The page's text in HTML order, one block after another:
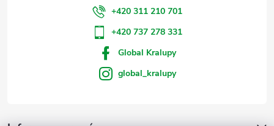
+420 311 210 701
+420 737 278 331
Global Kralupy
global_kralupy